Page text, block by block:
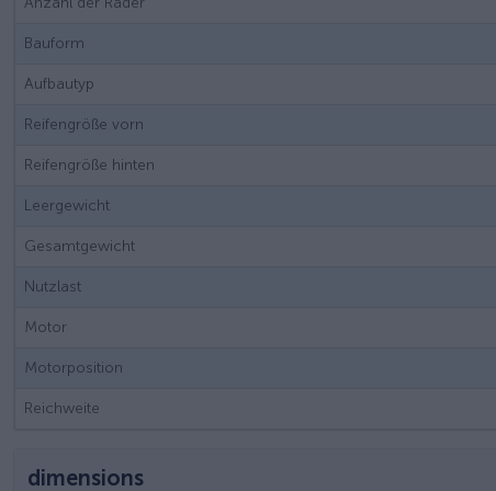
Bauform
Aufbautyp
Reifengröße vorn
Reifengröße hinten
Leergewicht
Gesamtgewicht
Nutzlast
Motor
Motorposition
Reichweite
dimensions